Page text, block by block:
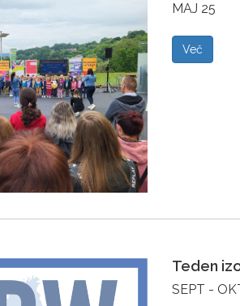
MAJ 25
Več
Teden
SEPT -